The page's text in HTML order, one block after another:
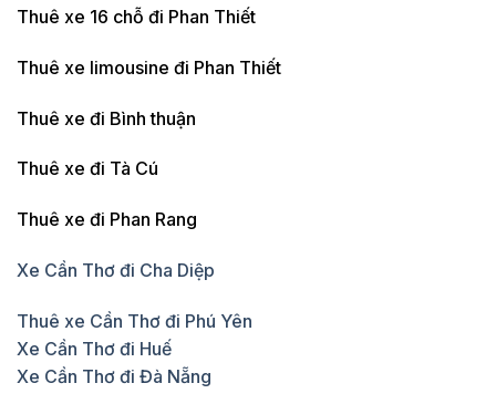
Thuê xe 16 chỗ đi Phan Thiết
Thuê xe limousine đi Phan Thiết
Thuê xe đi Bình thuận
Thuê xe đi Tà Cú
Thuê xe đi Phan Rang
Xe Cần Thơ đi Cha Diệp
Thuê xe Cần Thơ đi Phú Yên
Xe Cần Thơ đi Huế
Xe Cần Thơ đi Đà Nẵng